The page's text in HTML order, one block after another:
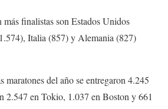
más finalistas son Estados Unidos
Italia (857) y Alemania (827)
maratones del año se entregaron 4.245
2.547 en Tokio, 1.037 en Boston y 661